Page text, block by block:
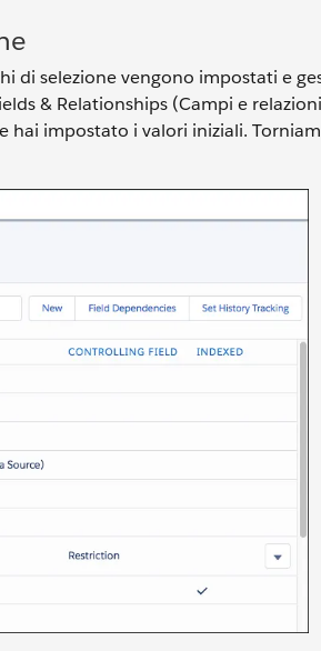
di selezione vengono impostati e
& Relationships (Campi e
hai impostato i valori iniziali.